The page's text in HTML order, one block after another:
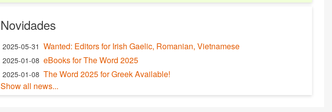
Novidades
2025-05-31 Wanted: Editors for Irish Gaelic, Romanian, Vietnamese
2025-01-08 eBooks for The Word 2025
2025-01-08 The Word 2025 for Greek Available!
Show all news...